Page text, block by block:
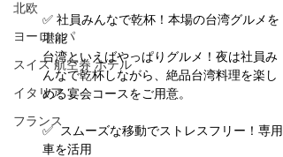
北欧
ヨーロッパ
スイス 航空券 ホテル
イタリア
フランス
✅ 社員みんなで乾杯！本場の台湾グルメを
堪能
台湾といえばやっぱりグルメ！夜は社員み
んなで乾杯しながら、絶品台湾料理を楽し
める宴会コースをご用意。
✅  スムーズな移動でストレスフリー！専用
車を活用